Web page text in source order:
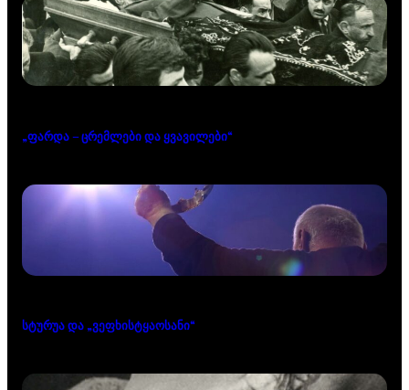
„ფარდა – ცრემლები და ყვავილები“
სტურუა და „ვეფხისტყაოსანი“